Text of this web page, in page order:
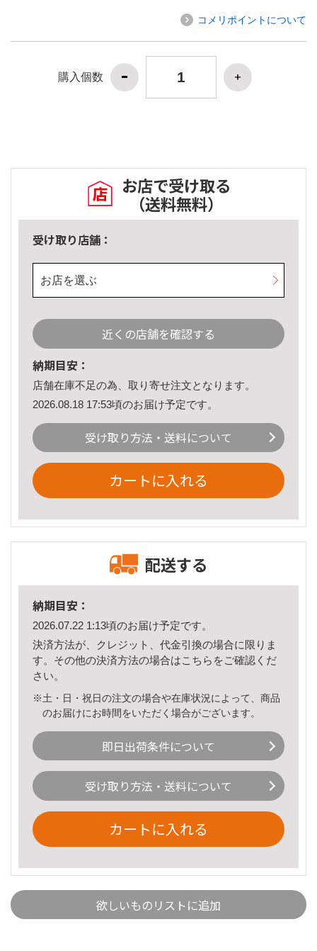
コメリポイントについて
購入個数
お店で受け取る
（送料無料）
受け取り店舗：
お店を選ぶ
近くの店舗を確認する
納期目安：
店舗在庫不足の為、取り寄せ注文となります。
2026.08.18 17:53頃のお届け予定です。
受け取り方法・送料について
カートに入れる
配送する
納期目安：
2026.07.22 1:13頃のお届け予定です。
決済方法が、クレジット、代金引換の場合に限りま
す。その他の決済方法の場合はこちら をご確認くだ
さい。
※土・日・祝日の注文の場合や在庫状況によって、商品
のお届けにお時間をいただく場合がございます。
即日出荷条件について
受け取り方法・送料について
カートに入れる
欲しいものリストに追加